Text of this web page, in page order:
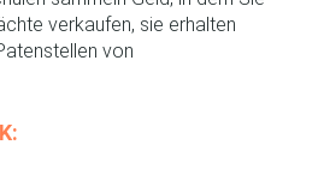
verkaufen, sie erhalten
von